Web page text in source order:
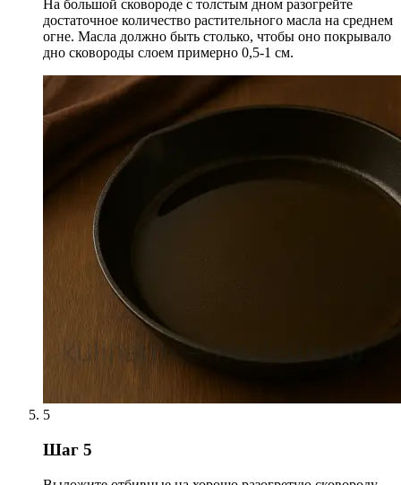
На большой сковороде с толстым дном разогрейте
достаточное количество растительного масла на среднем
огне. Масла должно быть столько, чтобы оно покрывало
дно сковороды слоем примерно 0,5-1 см.
5
Шаг 5